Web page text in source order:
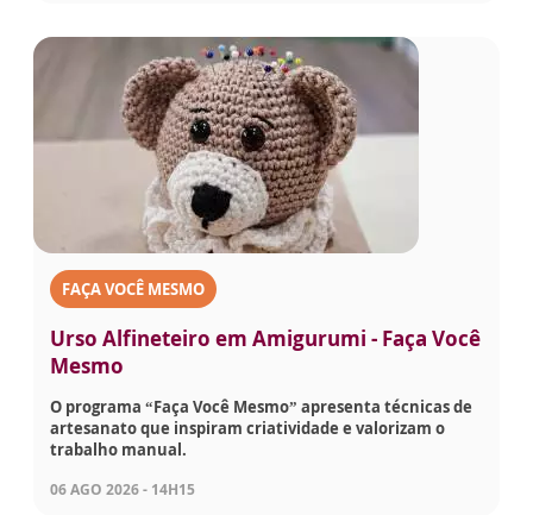
FAÇA VOCÊ MESMO
Urso Alfineteiro em Amigurumi - Faça Você
Mesmo
O programa “Faça Você Mesmo” apresenta técnicas de
artesanato que inspiram criatividade e valorizam o
trabalho manual.
06 AGO 2026 - 14H15